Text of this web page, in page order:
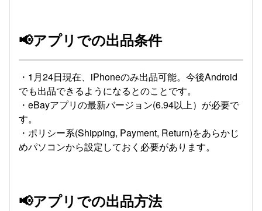
📢アプリでの出品条件
・1月24日現在、iPhoneのみ出品可能。今後Android
でも出品できるようになるとのことです。
・eBayアプリの最新バージョン(6.94以上）が必要で
す。
・ポリシー系(Shipping, Payment, Return)をあらかじ
めパソコンから設定しておく必要があります。
📢アプリでの出品方法